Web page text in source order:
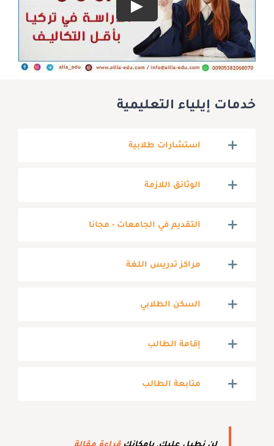
Play
خدمات إيلياء التعليمية
استشارات طلابية
الوثائق اللازمة
التقديم في الجامعات - مجانا
مراكز تدريس اللغة
السكن الطلابي
إقامة الطالب
متابعة الطالب